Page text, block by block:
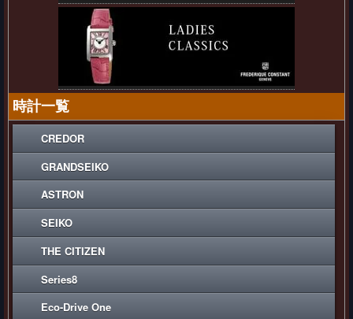
時計一覧
CREDOR
GRANDSEIKO
ASTRON
SEIKO
THE CITIZEN
Series8
Eco-Drive One